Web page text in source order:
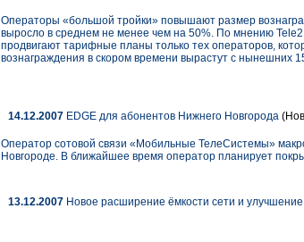
Операторы «большой тройки» повышают размер
выросло в среднем не менее чем на 50%. По мнению
продвигают тарифные планы только тех операторов,
вознаграждения в скором времени вырастут с нынешних
14.12.2007 EDGE для абонентов Нижнего Новгорода
Оператор сотовой связи «Мобильные ТелеСистемы»
Новгороде. В ближайшее время оператор планирует
13.12.2007 Новое расширение ёмкости сети и улучшение